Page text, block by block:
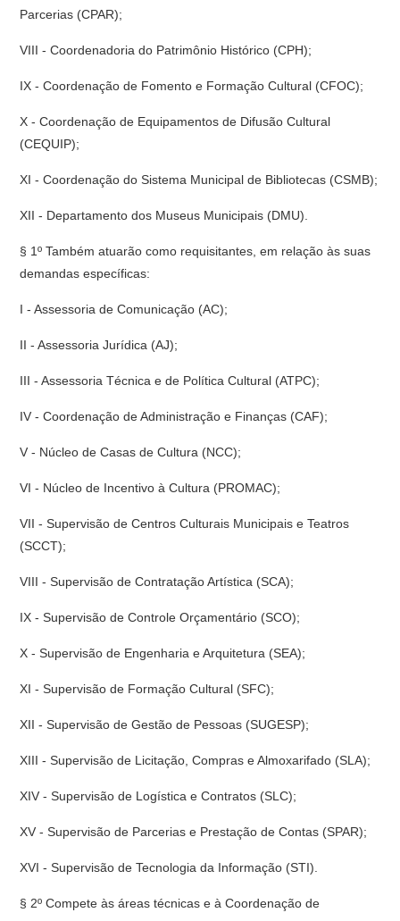
Parcerias (CPAR);
VIII - Coordenadoria do Patrimônio Histórico (CPH);
IX - Coordenação de Fomento e Formação Cultural (CFOC);
X - Coordenação de Equipamentos de Difusão Cultural
(CEQUIP);
XI - Coordenação do Sistema Municipal de Bibliotecas (CSMB);
XII - Departamento dos Museus Municipais (DMU).
§ 1º Também atuarão como requisitantes, em relação às suas
demandas específicas:
I - Assessoria de Comunicação (AC);
II - Assessoria Jurídica (AJ);
III - Assessoria Técnica e de Política Cultural (ATPC);
IV - Coordenação de Administração e Finanças (CAF);
V - Núcleo de Casas de Cultura (NCC);
VI - Núcleo de Incentivo à Cultura (PROMAC);
VII - Supervisão de Centros Culturais Municipais e Teatros
(SCCT);
VIII - Supervisão de Contratação Artística (SCA);
IX - Supervisão de Controle Orçamentário (SCO);
X - Supervisão de Engenharia e Arquitetura (SEA);
XI - Supervisão de Formação Cultural (SFC);
XII - Supervisão de Gestão de Pessoas (SUGESP);
XIII - Supervisão de Licitação, Compras e Almoxarifado (SLA);
XIV - Supervisão de Logística e Contratos (SLC);
XV - Supervisão de Parcerias e Prestação de Contas (SPAR);
XVI - Supervisão de Tecnologia da Informação (STI).
§ 2º Compete às áreas técnicas e à Coordenação de